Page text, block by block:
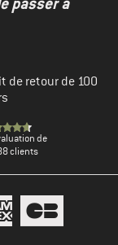
de retour de 100
de
clients